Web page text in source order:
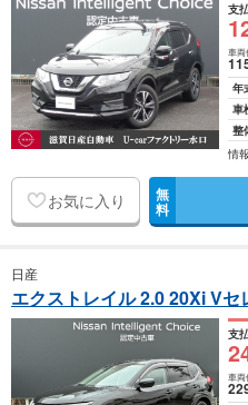
支
車両
年
車
整
情
お気に入り 無
料
日産
エクストレイル 2.0 20Xi Vセ
支
車両